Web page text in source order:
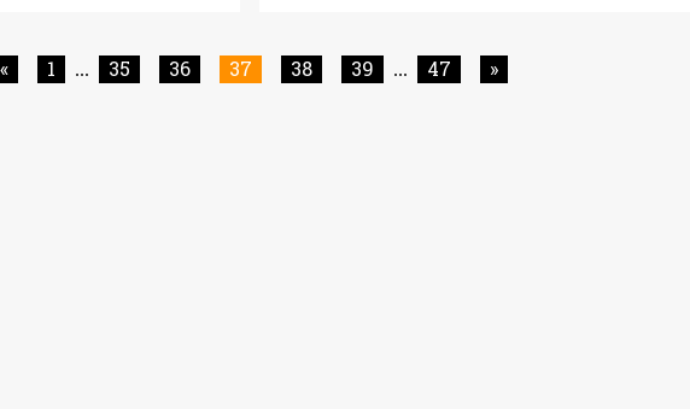
hanno colto l'occasione
della computer grafica
forse) non conosci sul franchise! Con Bleach: 7 cose
(che forse) non conosci sul [']
« 1 ... 35 36 37 38 39 ... 47 »